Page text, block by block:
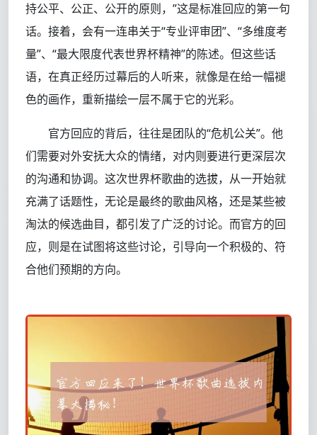
持公平、公正、公开的原则，”这是标准回应的第一句
话。接着，会有一连串关于“专业评审团”、“多维度考
量”、“最大限度代表世界杯精神”的陈述。但这些话
语，在真正经历过幕后的人听来，就像是在给一幅褪
色的画作，重新描绘一层不属于它的光彩。
官方回应的背后，往往是团队的“危机公关”。他
们需要对外安抚大众的情绪，对内则要进行更深层次
的沟通和协调。这次世界杯歌曲的选拔，从一开始就
充满了话题性，无论是最终的歌曲风格，还是某些被
淘汰的候选曲目，都引发了广泛的讨论。而官方的回
应，则是在试图将这些讨论，引导向一个积极的、符
合他们预期的方向。